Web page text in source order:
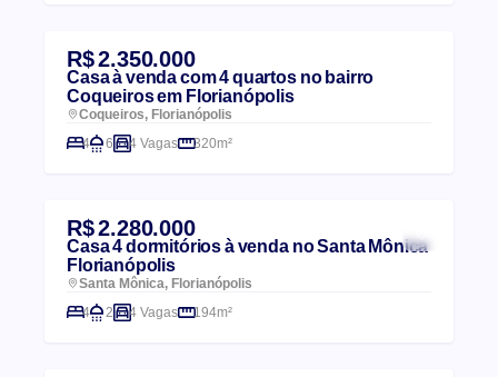
R$ 2.350.000
Casa à venda com 4 quartos no bairro
Coqueiros em Florianópolis
Coqueiros, Florianópolis
4
6 4 Vagas 320m²
R$ 2.280.000
Casa 4 dormitórios à venda no Santa Mônica
Florianópolis
Santa Mônica, Florianópolis
4
2 4 Vagas 194m²